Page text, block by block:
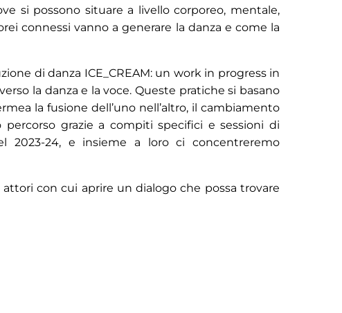
si possono situare a livello corporeo, mentale,
connessi vanno a generare la danza e come la
di danza ICE_CREAM: un work in progress in
la danza e la voce. Queste pratiche si basano
la fusione dell’uno nell’altro, il cambiamento
grazie a compiti specifici e sessioni di
2023-24, e insieme a loro ci concentreremo
con cui aprire un dialogo che possa trovare